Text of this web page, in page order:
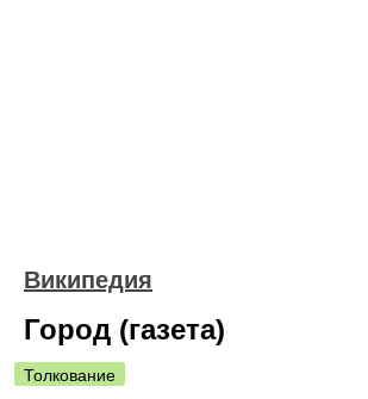
Википедия
Город (газета)
Толкование